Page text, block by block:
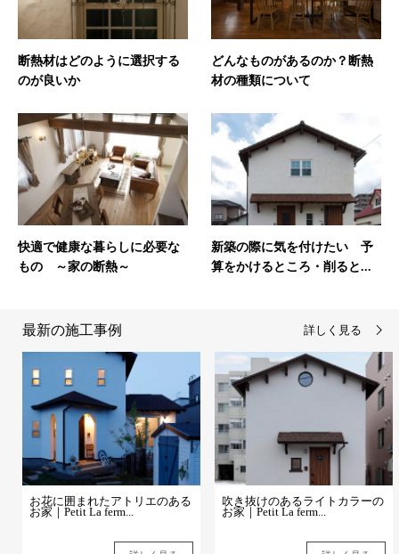
断熱材はどのように選択する
のが良いか
どんなものがあるのか？断熱
材の種類について
快適で健康な暮らしに必要な
もの ～家の断熱～
新築の際に気を付けたい 予
算をかけるところ・削ると...
最新の施工事例 詳しく見る
お花に囲まれたアトリエのある
お家｜Petit La ferm...
吹き抜けのあるライトカラーの
お家｜Petit La ferm...